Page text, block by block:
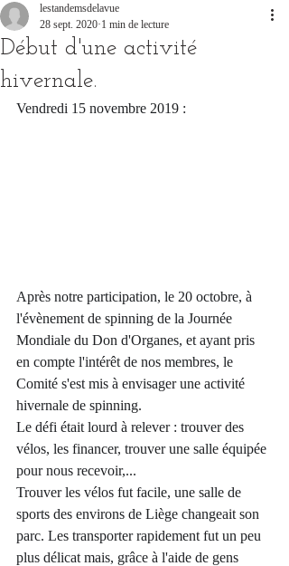
Début d'une activité
hivernale.
lestandemsdelavue
28 sept. 2020 1 min de lecture
Vendredi 15 novembre 2019 :
Après notre participation, le 20 octobre, à
l'évènement de spinning de la Journée
Mondiale du Don d'Organes, et ayant pris
en compte l'intérêt de nos membres, le
Comité s'est mis à envisager une activité
hivernale de spinning.
Le défi était lourd à relever : trouver des
vélos, les financer, trouver une salle équipée
pour nous recevoir,...
Trouver les vélos fut facile, une salle de
sports des environs de Liège changeait son
parc. Les transporter rapidement fut un peu
plus délicat mais, grâce à l'aide de gens